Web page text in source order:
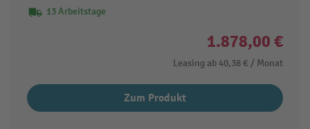
13 Arbeitstage
1.878,00 €
Leasing ab 40,38 € / Monat
Zum Produkt